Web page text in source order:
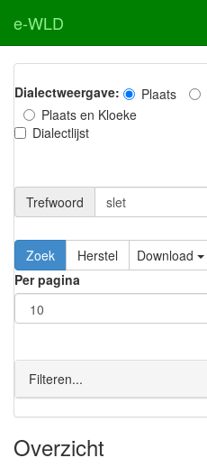
e-WLD
Dialectweergave: Plaats
Plaats en Kloeke
Dialectlijst
Trefwoord
Download
Per pagina
Filteren...
Overzicht